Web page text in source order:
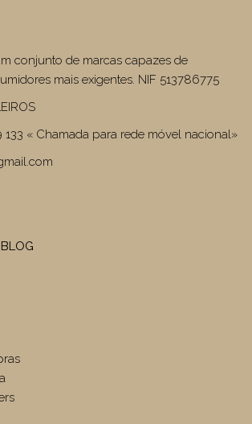
conjunto de marcas capazes de
mais exigentes. NIF 513786775
133 « Chamada para rede móvel nacional»